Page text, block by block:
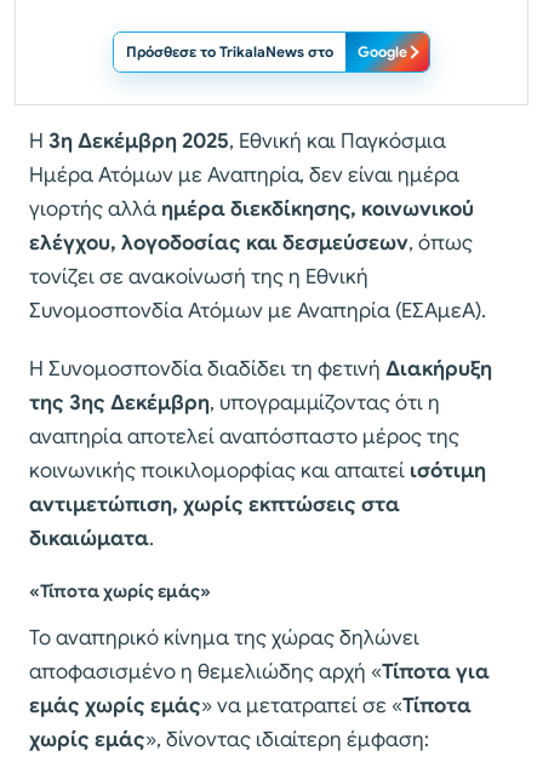
Πρόσθεσε το TrikalaNews στο Google
Η 3η Δεκέμβρη 2025, Εθνική και Παγκόσμια
Ημέρα Ατόμων με Αναπηρία, δεν είναι ημέρα
γιορτής αλλά ημέρα διεκδίκησης, κοινωνικού
ελέγχου, λογοδοσίας και δεσμεύσεων, όπως
τονίζει σε ανακοίνωσή της η Εθνική
Συνομοσπονδία Ατόμων με Αναπηρία (ΕΣΑμεΑ).
Η Συνομοσπονδία διαδίδει τη φετινή Διακήρυξη
της 3ης Δεκέμβρη, υπογραμμίζοντας ότι η
αναπηρία αποτελεί αναπόσπαστο μέρος της
κοινωνικής ποικιλομορφίας και απαιτεί ισότιμη
αντιμετώπιση, χωρίς εκπτώσεις στα
δικαιώματα.
«Τίποτα χωρίς εμάς»
Το αναπηρικό κίνημα της χώρας δηλώνει
αποφασισμένο η θεμελιώδης αρχή «Τίποτα για
εμάς χωρίς εμάς» να μετατραπεί σε «Τίποτα
χωρίς εμάς», δίνοντας ιδιαίτερη έμφαση: